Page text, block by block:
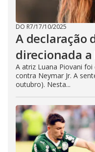
DO R7/17/10/2025
A declaração
direcionada
A atriz Luana Piovani
contra Neymar Jr. A
outubro). Nesta...